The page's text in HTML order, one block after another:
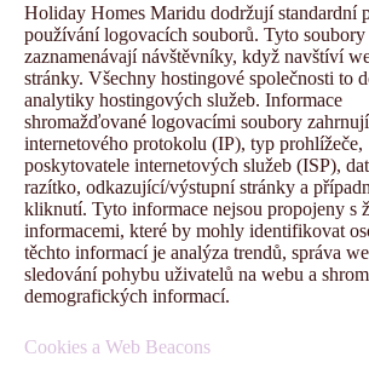
Holiday Homes Maridu dodržují standardní
používání logovacích souborů. Tyto soubory
zaznamenávají návštěvníky, když navštíví
stránky. Všechny hostingové společnosti to
analytiky hostingových služeb. Informace
shromažďované logovacími soubory
internetového protokolu (IP), typ prohlížeče,
poskytovatele internetových služeb (ISP),
razítko, odkazující/výstupní stránky a
kliknutí. Tyto informace nejsou propojeny s
informacemi, které by mohly identifikovat
těchto informací je analýza trendů, správa
sledování pohybu uživatelů na webu a
demografických informací.
Cookies a Web Beacons